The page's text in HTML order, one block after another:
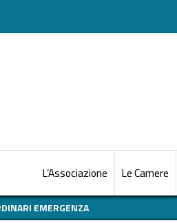
L’Associazione Le Camere
EMERGENZA